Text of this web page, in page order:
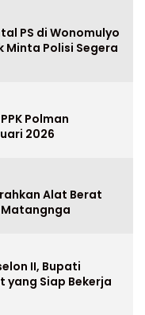
PS di Wonomulyo
Minta Polisi Segera
Polman
2026
Alat Berat
II, Bupati
yang Siap Bekerja